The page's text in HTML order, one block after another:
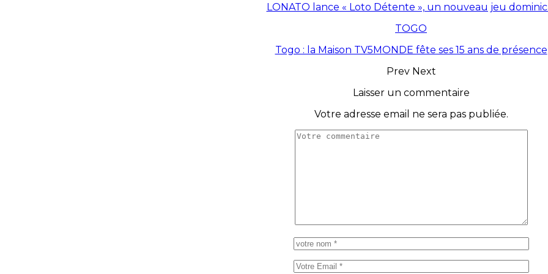
LONATO lance « Loto Détente », un nouveau jeu
TOGO
Togo : la Maison TV5MONDE fête ses 15 ans de présence
Prev Next
Laisser un commentaire
Votre adresse email ne sera pas publiée.